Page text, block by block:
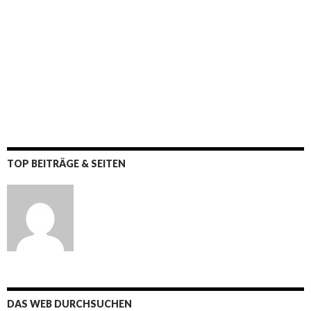
TOP BEITRÄGE & SEITEN
DAS WEB DURCHSUCHEN